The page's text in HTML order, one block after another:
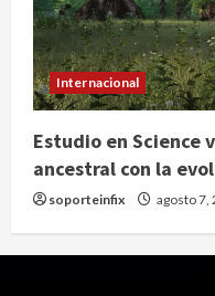
Internacional
Estudio en Science
ancestral con la
soporteinfix agosto 7,